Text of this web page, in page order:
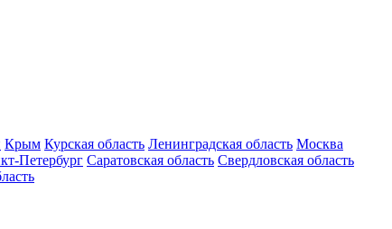
Крым Курская область Ленинградская область Москва
Петербург Саратовская область Свердловская область